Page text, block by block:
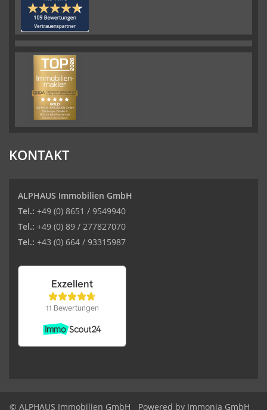
KONTAKT
ALPHAUS Immobilien GmbH
Tel.: +49 (0) 8651 / 9549940
Tel.: +49 (0) 89 / 277827070
Tel.: +43 (0) 664 / 93315987
© ALPHAUS Immobilien GmbH Powered by Immonia GmbH